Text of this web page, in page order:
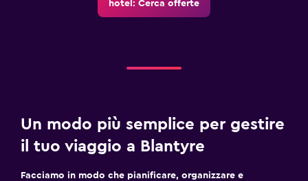
hotel: Cerca offerte
Un modo più semplice per gestire
il tuo viaggio a Blantyre
Facciamo in modo che pianificare, organizzare e